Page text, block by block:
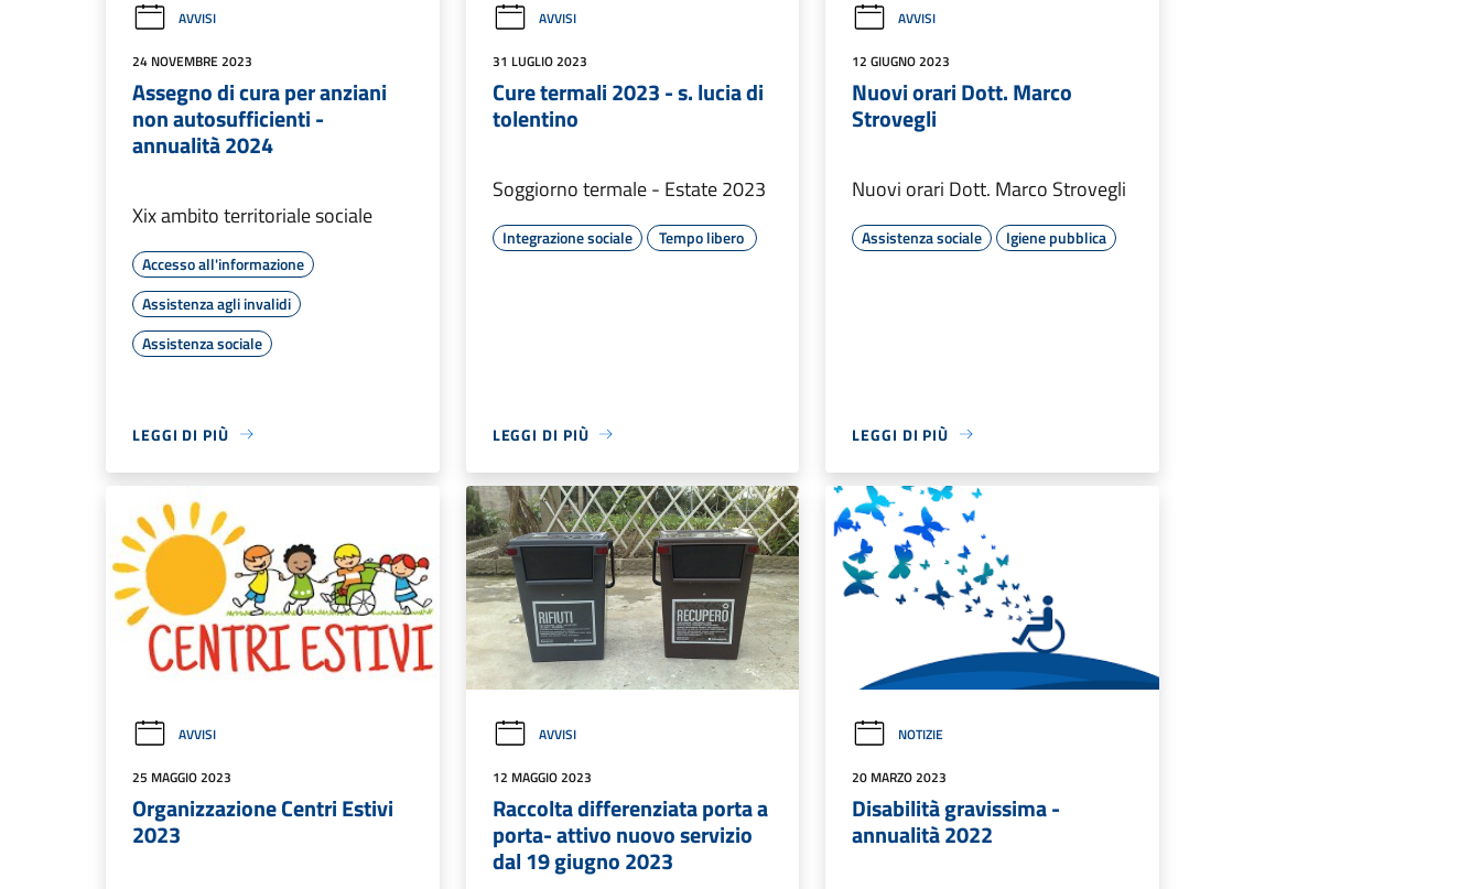
AVVISI
24 NOVEMBRE 2023
Assegno di cura per anziani
non autosufficienti -
annualità 2024
Xix ambito territoriale sociale
Accesso all'informazione
Assistenza agli invalidi
Assistenza sociale
LEGGI DI PIÙ
AVVISI
31 LUGLIO 2023
Cure termali 2023 - s. lucia di
tolentino
Soggiorno termale - Estate 2023
Integrazione sociale Tempo libero
LEGGI DI PIÙ
AVVISI
12 GIUGNO 2023
Nuovi orari Dott. Marco
Strovegli
Nuovi orari Dott. Marco Strovegli
Assistenza sociale Igiene pubblica
LEGGI DI PIÙ
AVVISI
25 MAGGIO 2023
Organizzazione Centri Estivi
2023
AVVISI
12 MAGGIO 2023
Raccolta differenziata porta a
porta- attivo nuovo servizio
dal 19 giugno 2023
NOTIZIE
20 MARZO 2023
Disabilità gravissima -
annualità 2022